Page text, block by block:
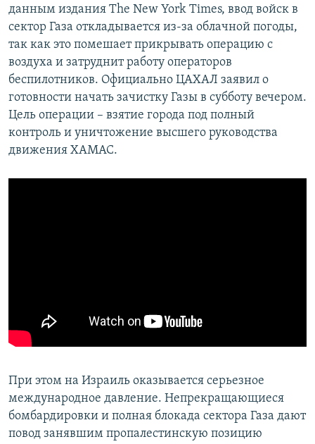
данным издания The New York Times, ввод войск в
сектор Газа откладывается из-за облачной погоды,
так как это помешает прикрывать операцию с
воздуха и затруднит работу операторов
беспилотников. Официально ЦАХАЛ заявил о
готовности начать зачистку Газы в субботу вечером.
Цель операции – взятие города под полный
контроль и уничтожение высшего руководства
движения ХАМАС.
При этом на Израиль оказывается серьезное
международное давление. Непрекращающиеся
бомбардировки и полная блокада сектора Газа дают
повод занявшим пропалестинскую позицию